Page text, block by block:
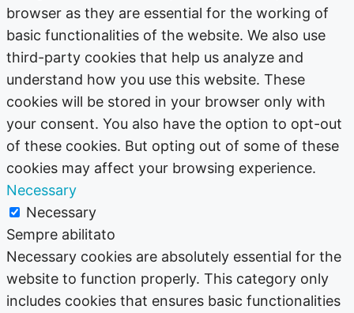
browser as they are essential for the working of
basic functionalities of the website. We also use
third-party cookies that help us analyze and
understand how you use this website. These
cookies will be stored in your browser only with
your consent. You also have the option to opt-out
of these cookies. But opting out of some of these
cookies may affect your browsing experience.
Necessary
Necessary
Sempre abilitato
Necessary cookies are absolutely essential for the
website to function properly. This category only
includes cookies that ensures basic functionalities